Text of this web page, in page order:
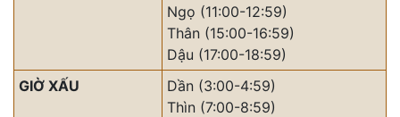
Ngọ (11:00-12:59)
Thân (15:00-16:59)
Dậu (17:00-18:59)
GIỜ XẤU
Dần (3:00-4:59)
Thìn (7:00-8:59)